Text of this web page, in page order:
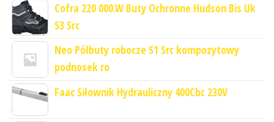
Cofra 220 000.W Buty Ochronne Hudson Bis Uk
S3 Src
Neo Półbuty robocze S1 Src kompozytowy
podnosek ro
Faac Siłownik Hydrauliczny 400Cbc 230V